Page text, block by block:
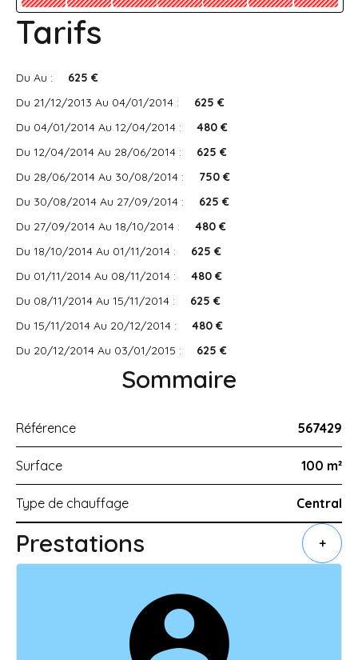
Tarifs
Du Au :
625 €
Du 21/12/2013 Au 04/01/2014 :
625 €
Du 04/01/2014 Au 12/04/2014 :
480 €
Du 12/04/2014 Au 28/06/2014 :
625 €
Du 28/06/2014 Au 30/08/2014 :
750 €
Du 30/08/2014 Au 27/09/2014 :
625 €
Du 27/09/2014 Au 18/10/2014 :
480 €
Du 18/10/2014 Au 01/11/2014 :
625 €
Du 01/11/2014 Au 08/11/2014 :
480 €
Du 08/11/2014 Au 15/11/2014 :
625 €
Du 15/11/2014 Au 20/12/2014 :
480 €
Du 20/12/2014 Au 03/01/2015 :
625 €
Sommaire
Référence 567429
Surface 100 m²
Type de chauffage Central
Prestations +